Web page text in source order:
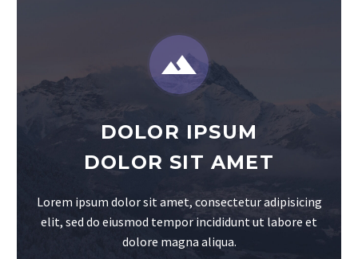


DOLOR IPSUM
DOLOR SIT AMET
Lorem ipsum dolor sit amet, consectetur adipisicing
elit, sed do eiusmod tempor incididunt ut labore et
dolore magna aliqua.